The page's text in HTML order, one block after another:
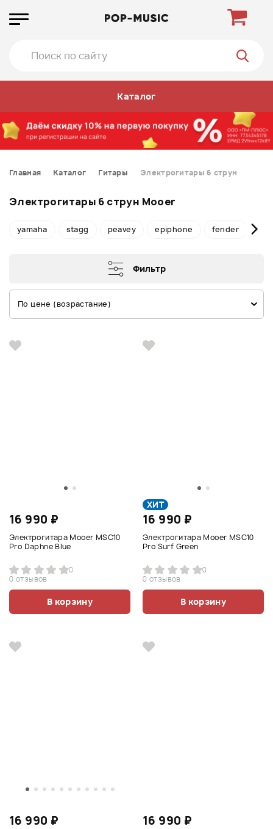
Каталог
Главная Каталог Гитары Электрогитары 6 струн
Электрогитары 6 струн Mooer
yamaha stagg peavey epiphone fender
Фильтр
По цене (возрастание)
16 990 ₽
Электрогитара Mooer MSC10
Pro Daphne Blue
0
0 отзывов
В корзину
ХИТ
16 990 ₽
Электрогитара Mooer MSC10
Pro Surf Green
0
0 отзывов
В корзину
16 990 ₽ 16 990 ₽